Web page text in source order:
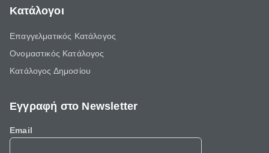
Κατάλογοι
Επαγγελματικός Κατάλογος
Ονομαστικός Κατάλογος
Κατάλογος Δημοσίου
Εγγραφή στο Newsletter
Email